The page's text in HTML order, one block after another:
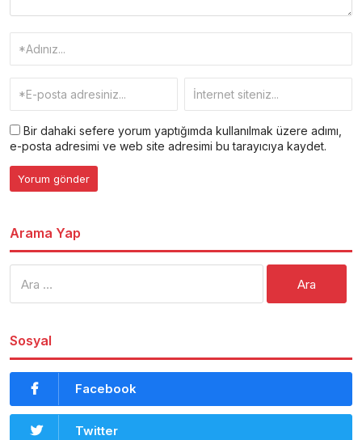
Bir dahaki sefere yorum yaptığımda kullanılmak üzere adımı,
e-posta adresimi ve web site adresimi bu tarayıcıya kaydet.
Arama Yap
Sosyal
Facebook
Twitter